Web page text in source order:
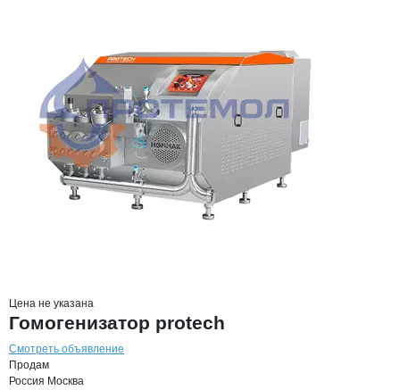
Цена не указана
Гомогенизатор protech
Смотреть объявление
Продам
Россия Москва